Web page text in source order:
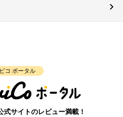
コ ポータル
式サイトのレビュー満載！